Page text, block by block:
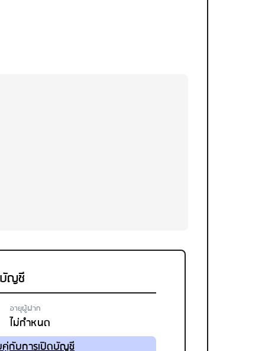
บัญชี
อายุผู้ฝาก
ไม่กำหนด
กับการเปิดบัญชี